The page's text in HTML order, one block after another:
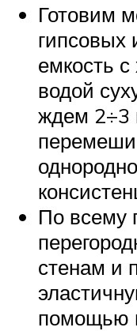
Готовим
гипсовых
емкость
водой
ждем 2÷3
По всему
стенам и
помощью